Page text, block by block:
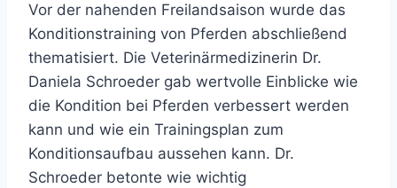
Vor der nahenden Freilandsaison wurde das
Konditionstraining von Pferden abschließend
thematisiert. Die Veterinärmedizinerin Dr.
Daniela Schroeder gab wertvolle Einblicke wie
die Kondition bei Pferden verbessert werden
kann und wie ein Trainingsplan zum
Konditionsaufbau aussehen kann. Dr.
Schroeder betonte wie wichtig